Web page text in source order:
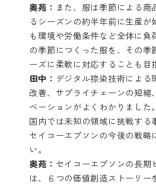
奥苑： また、服は季節による
るシーズンの約半年前に生産が
も環境や労働条件など全体に負
の季節につくった服を、その季
ーズに柔軟に対応することも目
田中： デジタル捺染技術によ
改善、サプライチェーンの短縮
ベーションがよくわかりました
国内では未知の領域に挑戦する
セイコーエプソンの今後の戦略
い。
奥苑： セイコーエプソンの長期
は、６つの価値創造ストーリー